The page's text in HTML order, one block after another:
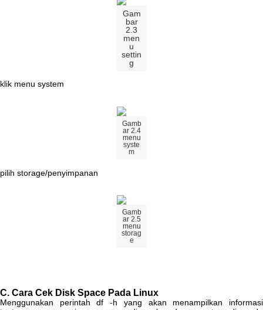
Gam
bar
2 3
men
u
settin
g
klik menu system
Gamb
ar 2.4
menu
syste
m
pilih storage/penyimpanan
Gamb
ar 2.5
menu
storag
e
C. Cara Cek Disk Space Pada Linux
Menggunakan perintah df -h yang akan menampilkan
informasi